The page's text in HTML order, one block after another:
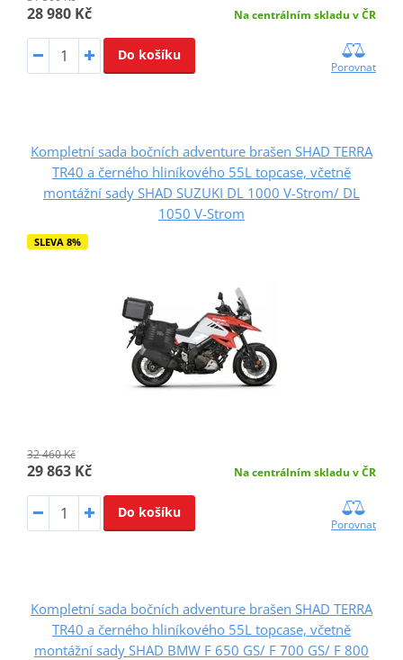
28 980 Kč Na centrálním skladu v ČR
Do košíku
Porovnat
Kompletní sada bočních adventure brašen SHAD TERRA
TR40 a černého hliníkového 55L topcase, včetně
montážní sady SHAD SUZUKI DL 1000 V-Strom/ DL
1050 V-Strom
SLEVA 8%
32 460 Kč
29 863 Kč Na centrálním skladu v ČR
Do košíku
Porovnat
Kompletní sada bočních adventure brašen SHAD TERRA
TR40 a černého hliníkového 55L topcase, včetně
montážní sady SHAD BMW F 650 GS/ F 700 GS/ F 800